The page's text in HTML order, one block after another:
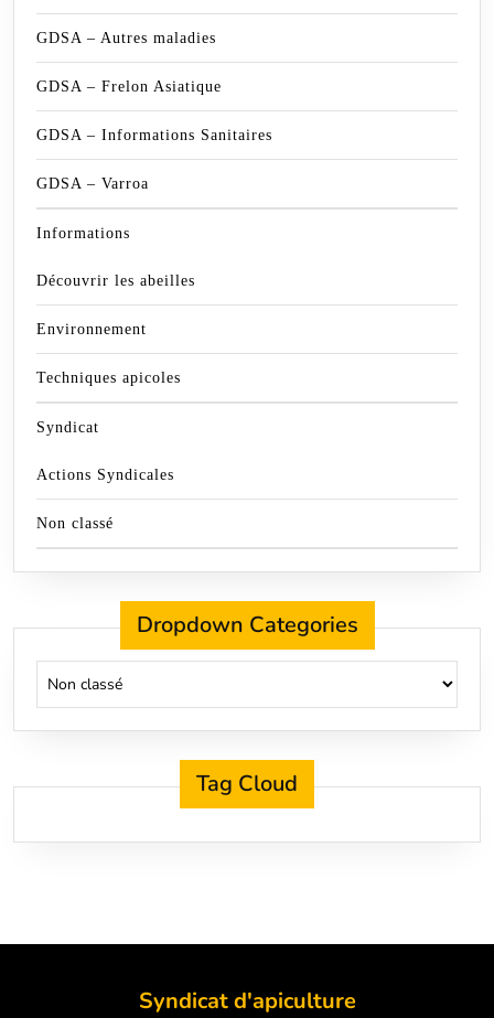
GDSA – Autres maladies
GDSA – Frelon Asiatique
GDSA – Informations Sanitaires
GDSA – Varroa
Informations
Découvrir les abeilles
Environnement
Techniques apicoles
Syndicat
Actions Syndicales
Non classé
Dropdown Categories
Tag Cloud
Syndicat d'apiculture